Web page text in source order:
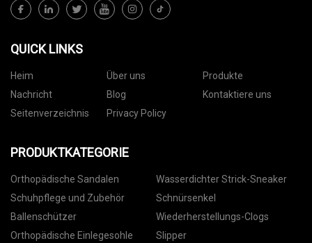
QUICK LINKS
Heim Über uns
Produkte
Nachricht
Blog
Kontaktiere uns
Seitenverzeichnis
Privacy Policy
PRODUKTKATEGORIE
Orthopädische Sandalen
Wasserdichter Strick-Sneaker
Schuhpflege und Zubehör
Schnürsenkel
Ballenschützer
Wiederherstellungs-Clogs
Orthopädische Einlegesohle
Slipper